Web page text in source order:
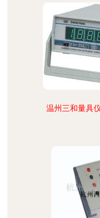
温州三和量具